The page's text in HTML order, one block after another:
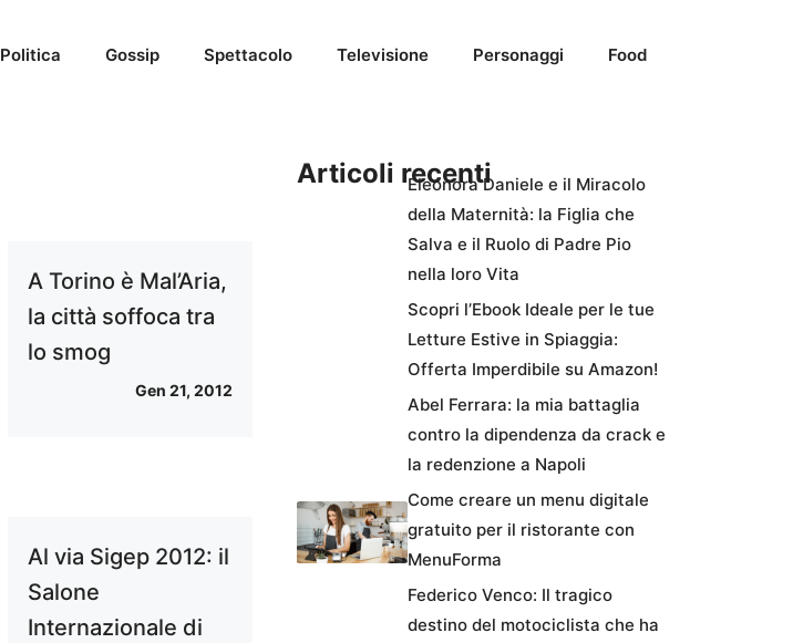
Politica Gossip Spettacolo Televisione Personaggi Food
A Torino è Mal’Aria,
la città soffoca tra
lo smog
Gen 21, 2012
Al via Sigep 2012: il
Salone
Internazionale di
Articoli recentiEleonora Daniele e il Miracolo
della Maternità: la Figlia che
Salva e il Ruolo di Padre Pio
nella loro Vita
Scopri l’Ebook Ideale per le tue
Letture Estive in Spiaggia:
Offerta Imperdibile su Amazon!
Abel Ferrara: la mia battaglia
contro la dipendenza da crack e
la redenzione a Napoli
Come creare un menu digitale
gratuito per il ristorante con
MenuForma
Federico Venco: Il tragico
destino del motociclista che ha